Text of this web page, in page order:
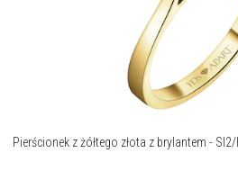
Pierścionek z żółtego złota z brylantem -